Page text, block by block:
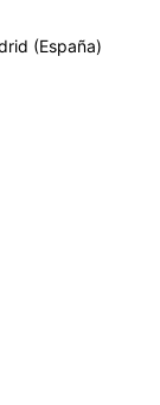
(España)